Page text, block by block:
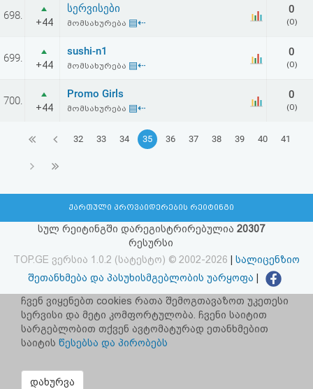
698.
+44
სერვისები
მომსახურება ▤⇠
0
(0)
699.
+44
sushi-n1
მომსახურება ▤⇠
0
(0)
700.
+44
Promo Girls
მომსახურება ▤⇠
0
(0)
32 33 34 35 36 37 38 39 40 41
ქართული პროვაიდერების რეიტინგი
სულ რეიტინგში დარეგისტრირებულია 20307
რესურსი
TOP.GE ვერსია 1.0.2 (სატესტო) © 2002-2026
სალიცენზიო
შეთანხმება და პასუხისმგებლობის უარყოფა
facebook.com/TOP.GE
იხილეთ TOP.GE - ის ძველი ვერსია ბმულზე
TOP.GE-ს სერვერების განთავსებას და ინტერნეტთან კავშირს
ჩვენ ვიყენებთ cookies რათა შემოგთავაზოთ უკეთესი
სერვისი და მეტი კომფორტულობა. ჩვენი საიტით
სარგებლობით თქვენ ავტომატურად ეთანხმებით
საიტის წესებსა და პირობებს
დახურვა